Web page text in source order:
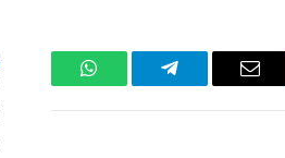
البريد
تيلقرام واتساب